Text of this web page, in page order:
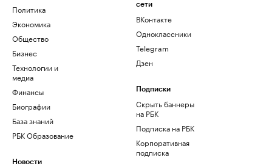
Политика
Экономика
Общество
Бизнес
Технологии и
медиа
Финансы
Биографии
База знаний
РБК Образование
Новости
сети
ВКонтакте
Одноклассники
Telegram
Дзен
Подписки
Скрыть баннеры
на РБК
Подписка на РБК
Корпоративная
подписка